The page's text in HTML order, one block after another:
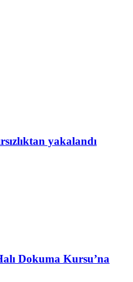
yakalandı
Dokuma Kursu’na